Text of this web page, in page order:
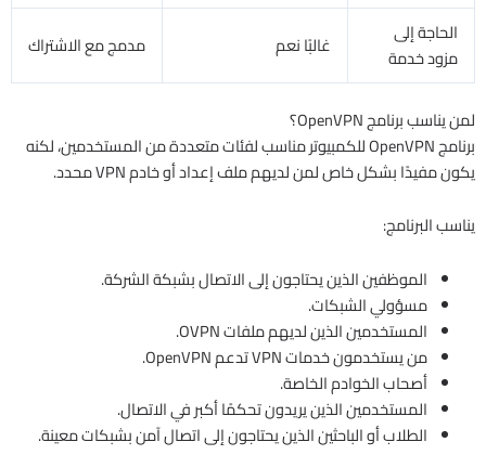
الحاجة إلى
مزود خدمة
غالبًا نعم مدمج مع الاشتراك
لمن يناسب برنامج OpenVPN؟
برنامج OpenVPN للكمبيوتر مناسب لفئات متعددة من المستخدمين، لكنه
يكون مفيدًا بشكل خاص لمن لديهم ملف إعداد أو خادم VPN محدد.
يناسب البرنامج:
الموظفين الذين يحتاجون إلى الاتصال بشبكة الشركة.
مسؤولي الشبكات.
المستخدمين الذين لديهم ملفات OVPN.
من يستخدمون خدمات VPN تدعم OpenVPN.
أصحاب الخوادم الخاصة.
المستخدمين الذين يريدون تحكمًا أكبر في الاتصال.
الطلاب أو الباحثين الذين يحتاجون إلى اتصال آمن بشبكات معينة.